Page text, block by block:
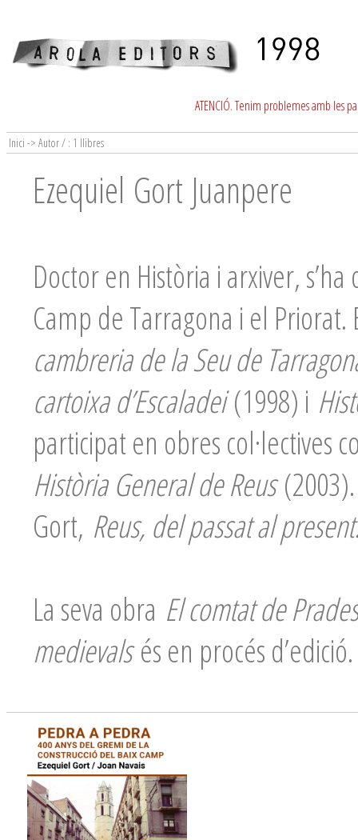
ATENCIÓ. Tenim problemes amb les
Inici -> Autor / : 1 llibres
Ezequiel Gort Juanpere
Doctor en Història i arxiver,
Camp de Tarragona i el
cambreria de la Seu de
cartoixa d’Escaladei(1998) i
participat en obres col·lectives
Història General de Reus
Gort, Reus, del passat al
La seva obra El comtat de
medievalsés en procés d’edició.